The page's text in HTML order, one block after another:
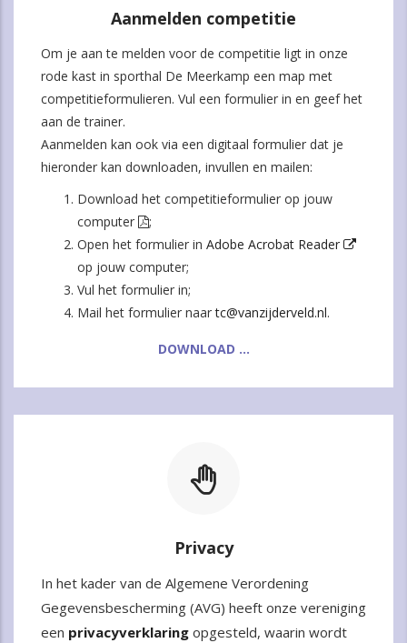
Aanmelden competitie
Om je aan te melden voor de competitie ligt in onze
rode kast in sporthal De Meerkamp een map met
competitieformulieren. Vul een formulier in en geef het
aan de trainer.
Aanmelden kan ook via een digitaal formulier dat je
hieronder kan downloaden, invullen en mailen:
Download het competitieformulier op jouw
computer
;
Open het formulier in Adobe Acrobat Reader
op jouw computer;
Vul het formulier in;
Mail het formulier naartc@vanzijderveld.nl.
DOWNLOAD ...
Privacy
In het kader van de Algemene Verordening
Gegevensbescherming (AVG) heeft onze vereniging
een privacyverklaring opgesteld, waarin wordt